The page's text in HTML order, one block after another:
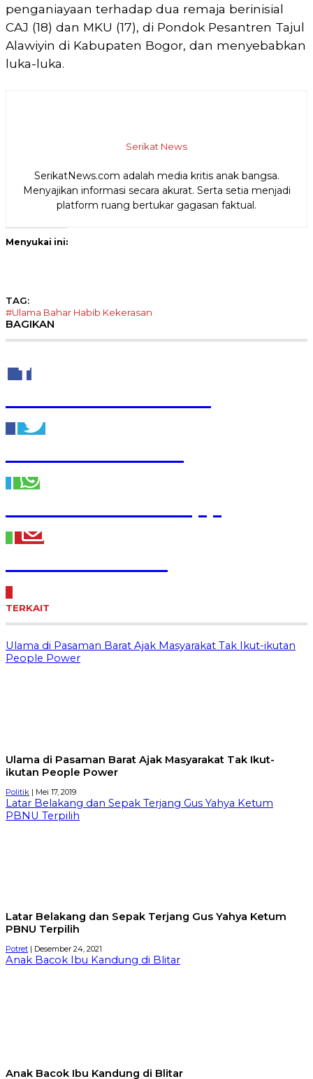
penganiayaan terhadap dua remaja berinisial
CAJ (18) dan MKU (17), di Pondok Pesantren Tajul
Alawiyin di Kabupaten Bogor, dan menyebabkan
luka-luka.
Serikat News
SerikatNews.com adalah media kritis anak bangsa.
Menyajikan informasi secara akurat. Serta setia menjadi
platform ruang bertukar gagasan faktual.
Menyukai ini:
TAG:
#Ulama Bahar Habib Kekerasan
BAGIKAN
TERKAIT
Ulama di Pasaman Barat Ajak Masyarakat Tak Ikut-ikutan
People Power
Ulama di Pasaman Barat Ajak Masyarakat Tak Ikut-
ikutan People Power
Politik | Mei 17, 2019
Latar Belakang dan Sepak Terjang Gus Yahya Ketum
PBNU Terpilih
Latar Belakang dan Sepak Terjang Gus Yahya Ketum
PBNU Terpilih
Potret | Desember 24, 2021
Anak Bacok Ibu Kandung di Blitar
Anak Bacok Ibu Kandung di Blitar